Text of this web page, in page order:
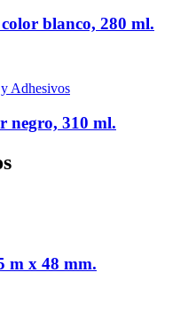
blanco, 280 ml.
Adhesivos
negro, 310 ml.
m x 48 mm.